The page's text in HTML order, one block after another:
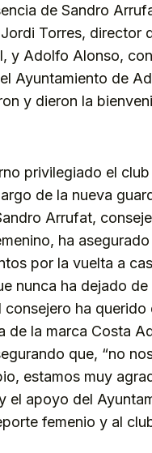
de Sandro
Torres, director
y Adolfo Alonso,
Ayuntamiento de
y dieron la
privilegiado el
de la nueva
Arrufat,
ha
por la vuelta a
nunca ha dejado de
consejero ha querido
de la marca Costa
que, “no
estamos muy
el apoyo del
femenio y al